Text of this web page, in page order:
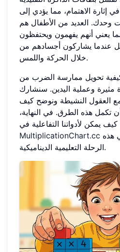
الاهتمام، مما يؤدي إلى
وحدك. العديد من الأطفال هم
يعني أنهم يفهمون ويحتفظون
عندما يشاركون أجسادهم من
خلال الحركة واللمس.
تحويل ممارسة الضرب من
مثيرة وعملية اليدين. سنشارك
العقول النشيطة ونوضح كيف
تكمل هذه الطرق. في النهاية،
يمكن لأدواتنا التفاعلية في
MultiplicationChart.cc
الرحلة التعليمية الديناميكية.